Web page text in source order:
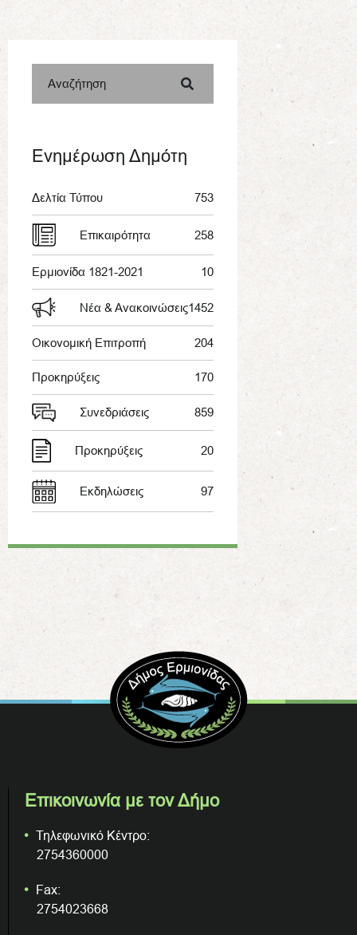
Αναζήτηση
Ενημέρωση Δημότη
Δελτία Τύπου 753
Επικαιρότητα 258
Ερμιονίδα 1821-2021 10
Νέα & Ανακοινώσεις1452
Οικονομική Επιτροπή 204
Προκηρύξεις 170
Συνεδριάσεις 859
Προκηρύξεις 20
Εκδηλώσεις 97
Επικοινωνία με τον Δήμο
Τηλεφωνικό Κέντρο:
2754360000
Fax:
2754023668